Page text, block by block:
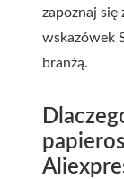
zapoznaj się
wskazówek
branżą.